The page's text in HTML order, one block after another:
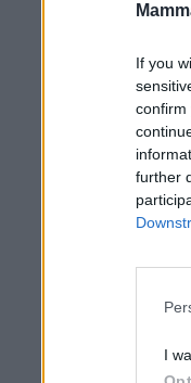
If you
confirm
further
I